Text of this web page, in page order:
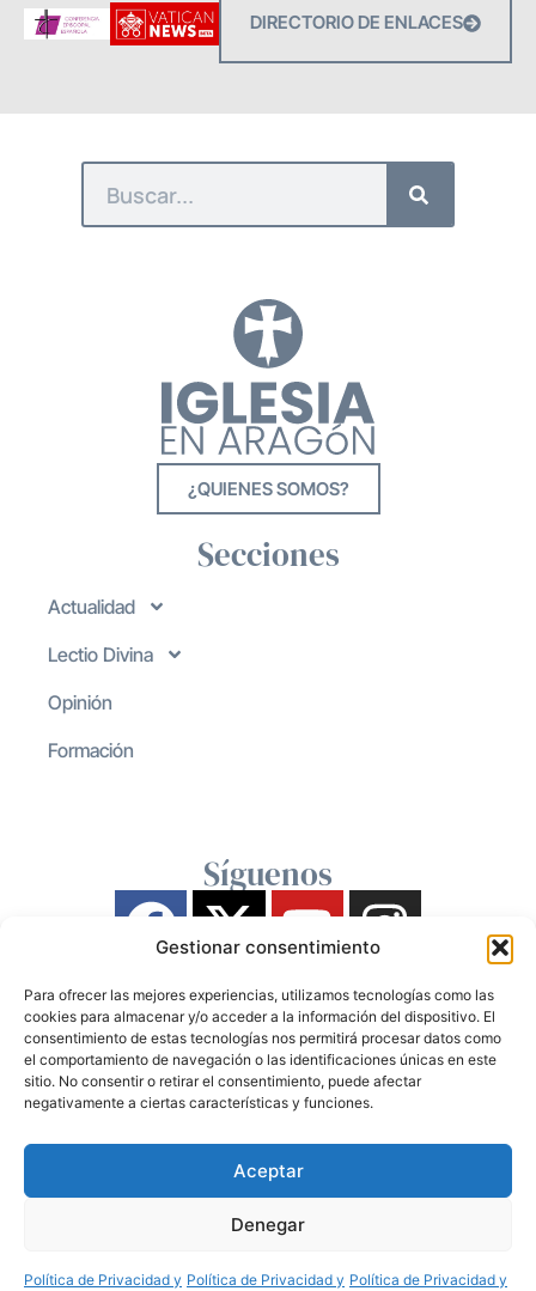
Gestionar consentimiento
Para ofrecer las mejores experiencias, utilizamos tecnologías como las
cookies para almacenar y/o acceder a la información del dispositivo. El
consentimiento de estas tecnologías nos permitirá procesar datos como
el comportamiento de navegación o las identificaciones únicas en este
sitio. No consentir o retirar el consentimiento, puede afectar
negativamente a ciertas características y funciones.
Aceptar
Denegar
Política de Privacidad y Política de Privacidad y Política de Privacidad y
DIRECTORIO DE ENLACES
¿QUIENES SOMOS?
Secciones
Actualidad
Lectio Divina
Opinión
Formación
Síguenos